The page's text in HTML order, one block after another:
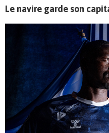
Le navire garde son